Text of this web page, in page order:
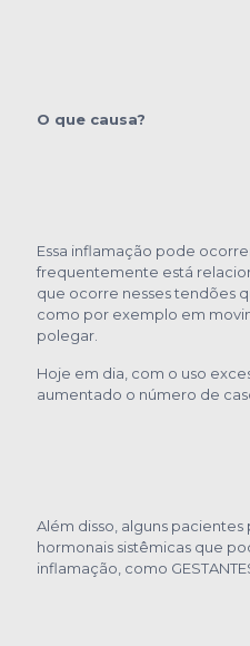
O que causa?
Essa inflamação pode
frequentemente está
que ocorre nesses tendões
como por exemplo em
polegar.
Hoje em dia, com o uso
aumentado o número de
Além disso, alguns
hormonais sistêmicas que
inflamação, como